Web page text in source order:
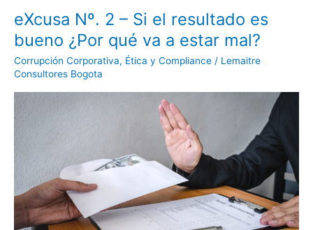
eXcusa Nº. 2 – Si el resultado es
bueno ¿Por qué va a estar mal?
Corrupción Corporativa, Ética y Compliance / Lemaitre
Consultores Bogota
eXcusa
Nº.
2
–
Si
el
resultado
es
¿Por
a
estar